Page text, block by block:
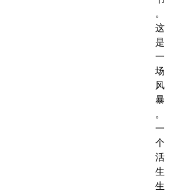
。
这
是
一
场
风
暴
。
一
个
活
生
生